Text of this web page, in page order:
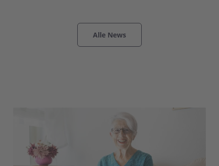
Alle News